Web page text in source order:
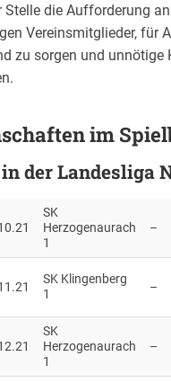
Stelle die Aufforderung
Vereinsmitglieder, für
zu sorgen und unnötige
im
in der Landesliga
SK
Herzogenaurach
1
–
SK Klingenberg
1
–
SK
Herzogenaurach
1
–